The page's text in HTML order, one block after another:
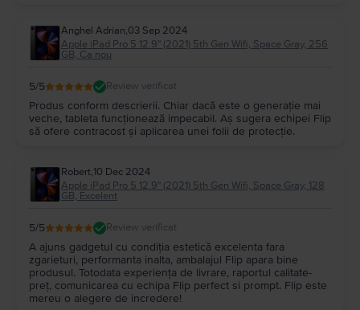
4. Pot cumpăra un iPad Pro 5 12.9"în rate?
Flip.ro, toate dispozitivele se pot cumpăra în rate. Poți achita tabletaiPad
Pro 12.9" (2021) 5th Genpe care ți-o dorești în mai multe rate, fără
pentru a cumpăra uniPad Pro 5 (2021)
, ofertele la
și dinamice, la prețuri mai mult decât avantajoase pentru bugetul tău.
Anghel Adrian,03 Sep 2024
Apple iPad Pro 5 12.9" (2021) 5th Gen Wifi, Space Gray, 256
GB, Ca nou
5/5 Review verificat
Produs conform descrierii. Chiar dacă este o generație mai
veche, tableta funcționează impecabil. Aș sugera echipei Flip
să ofere contracost și aplicarea unei folii de protecție.
Robert,10 Dec 2024
Apple iPad Pro 5 12.9" (2021) 5th Gen Wifi, Space Gray, 128
GB, Excelent
5/5 Review verificat
A ajuns gadgetul cu condiția estetică excelenta fara
zgarieturi, performanta inalta, ambalajul Flip apara bine
produsul. Totodata experiența de livrare, raportul calitate-
preț, comunicarea cu echipa Flip perfect si prompt. Flip este
mereu o alegere de incredere!